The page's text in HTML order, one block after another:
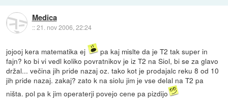
Medica
::21. nov 2006, 22:24
jojooj kera matematika ej
pa kaj mislte da je T2 tak super in
fajn? ko bi vi vedl koliko povratnikov je iz T2 na Siol, bi se za glavo
držal... večina jih pride nazaj oz. tako kot je prodajalc reku 8 od 10
jih pride nazaj. zakaj? zato k na siolu jim je vse delal na T2 pa
ništa. pol pa k jim operaterji povejo cene pa pizdijo